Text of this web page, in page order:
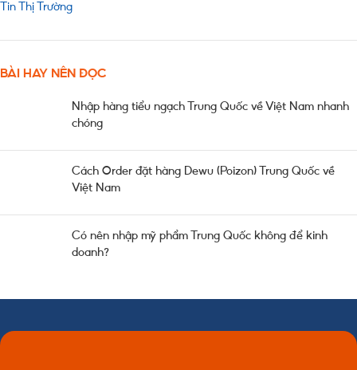
Tin Thị Trường
BÀI HAY NÊN ĐỌC
Nhập hàng tiểu ngạch Trung Quốc về Việt Nam nhanh
chóng
Cách Order đặt hàng Dewu (Poizon) Trung Quốc về
Việt Nam
Có nên nhập mỹ phẩm Trung Quốc không để kinh
doanh?